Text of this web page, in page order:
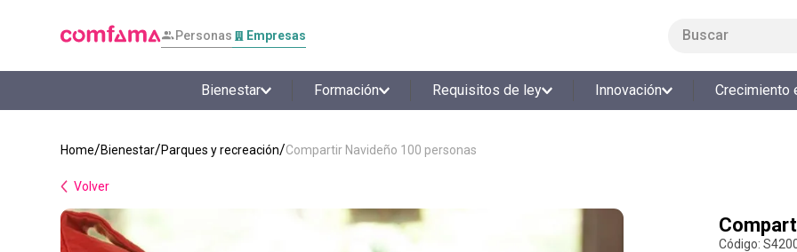
Personas Empresas
Bienestar Formación Requisitos de ley Innovación Crecimiento
Bienestar Parques y recreación Compartir Navideño 100 personas
Volver
:
LO MÁS BUSCADO
1.
smart fit